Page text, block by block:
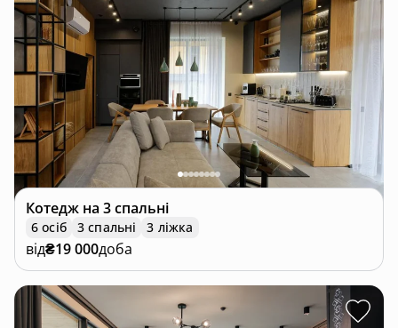
Котедж на 3 спальні
6 осіб 3 спальні 3 ліжка
від₴19 000доба